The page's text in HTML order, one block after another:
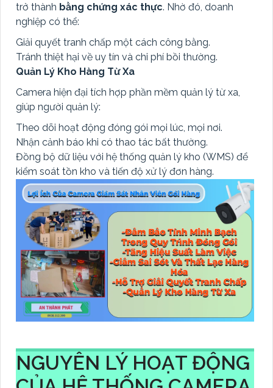
trở thành bằng chứng xác thực. Nhờ đó, doanh
nghiệp có thể:
Giải quyết tranh chấp một cách công bằng.
Tránh thiệt hại về uy tín và chi phí bồi thường.
Quản Lý Kho Hàng Từ Xa
Camera hiện đại tích hợp phần mềm quản lý từ xa,
giúp người quản lý:
Theo dõi hoạt động đóng gói mọi lúc, mọi nơi.
Nhận cảnh báo khi có thao tác bất thường.
Đồng bộ dữ liệu với hệ thống quản lý kho (WMS) để
kiểm soát tồn kho và tiến độ xử lý đơn hàng.
NGUYÊN LÝ HOẠT ĐỘNG